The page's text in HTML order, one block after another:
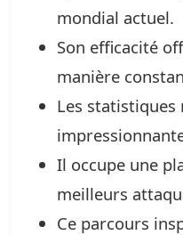
mondial actuel.
Son efficacité
manière
Les
Il occupe une
meilleurs
Ce parcours